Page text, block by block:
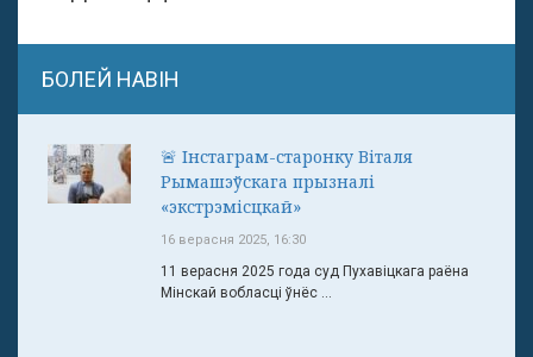
БОЛЕЙ НАВІН
🚨 Інстаграм-старонку Віталя
Рымашэўскага прызналі
«экстрэмісцкай»
16 верасня 2025, 16:30
11 верасня 2025 года суд Пухавіцкага раёна
Мінскай вобласці ўнёс ...